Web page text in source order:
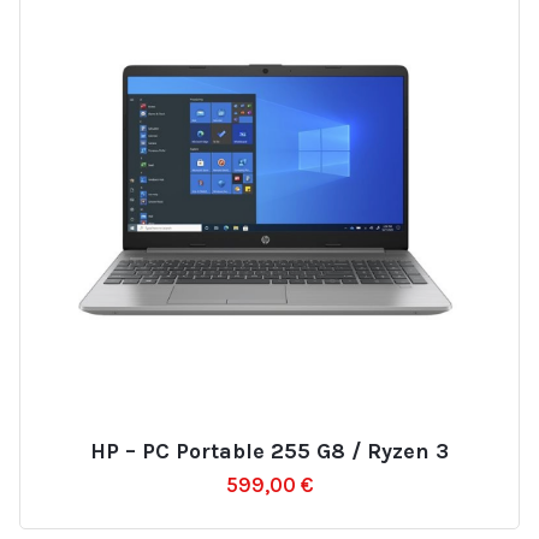
HP – PC Portable 255 G8 / Ryzen 3
599,00 €
la